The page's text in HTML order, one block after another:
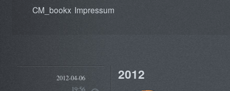
CM_bookx Impressum
2012-04-06
19:56
2012